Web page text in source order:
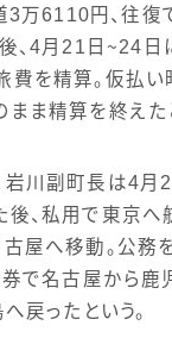
3万6110円、往復
、 4月 21 日～24 日
費を精算。仮払
ま精算を終えた
川副町長は4月
、私用で東京へ
屋へ移動。公務
で名古屋から鹿
戻ったという。